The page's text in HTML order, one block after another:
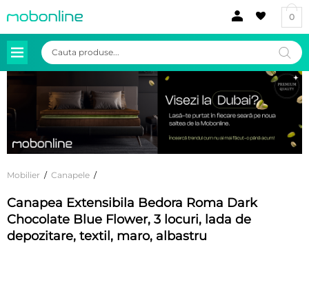
0
Products
search
Mobilier / Canapele /
Canapea Extensibila Bedora Roma Dark
Chocolate Blue Flower, 3 locuri, lada de
depozitare, textil, maro, albastru